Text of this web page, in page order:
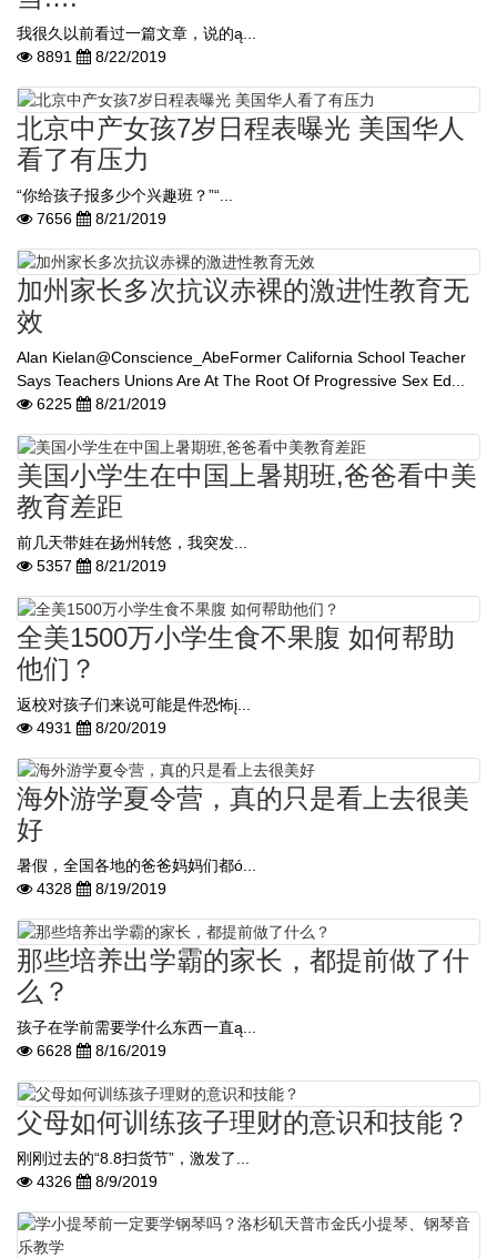
我很久以前看过一篇文章，说的ą...
8891
8/22/2019
北京中产女孩7岁日程表曝光 美国华人
看了有压力
“你给孩子报多少个兴趣班？”“...
7656
8/21/2019
加州家长多次抗议赤裸的激进性教育无
效
Alan Kielan@Conscience_AbeFormer California School Teacher
Says Teachers Unions Are At The Root Of Progressive Sex Ed...
6225
8/21/2019
美国小学生在中国上暑期班,爸爸看中美
教育差距
前几天带娃在扬州转悠，我突发...
5357
8/21/2019
全美1500万小学生食不果腹 如何帮助
他们？
返校对孩子们来说可能是件恐怖į...
4931
8/20/2019
海外游学夏令营，真的只是看上去很美
好
暑假，全国各地的爸爸妈妈们都ó...
4328
8/19/2019
那些培养出学霸的家长，都提前做了什
么？
孩子在学前需要学什么东西一直ą...
6628
8/16/2019
父母如何训练孩子理财的意识和技能？
刚刚过去的“8.8扫货节”，激发了...
4326
8/9/2019